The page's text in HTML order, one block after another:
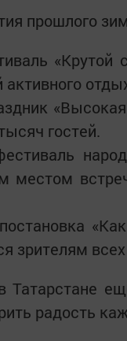
прошлого
«Крутой
гостей.
местом
зрителям всех
радость